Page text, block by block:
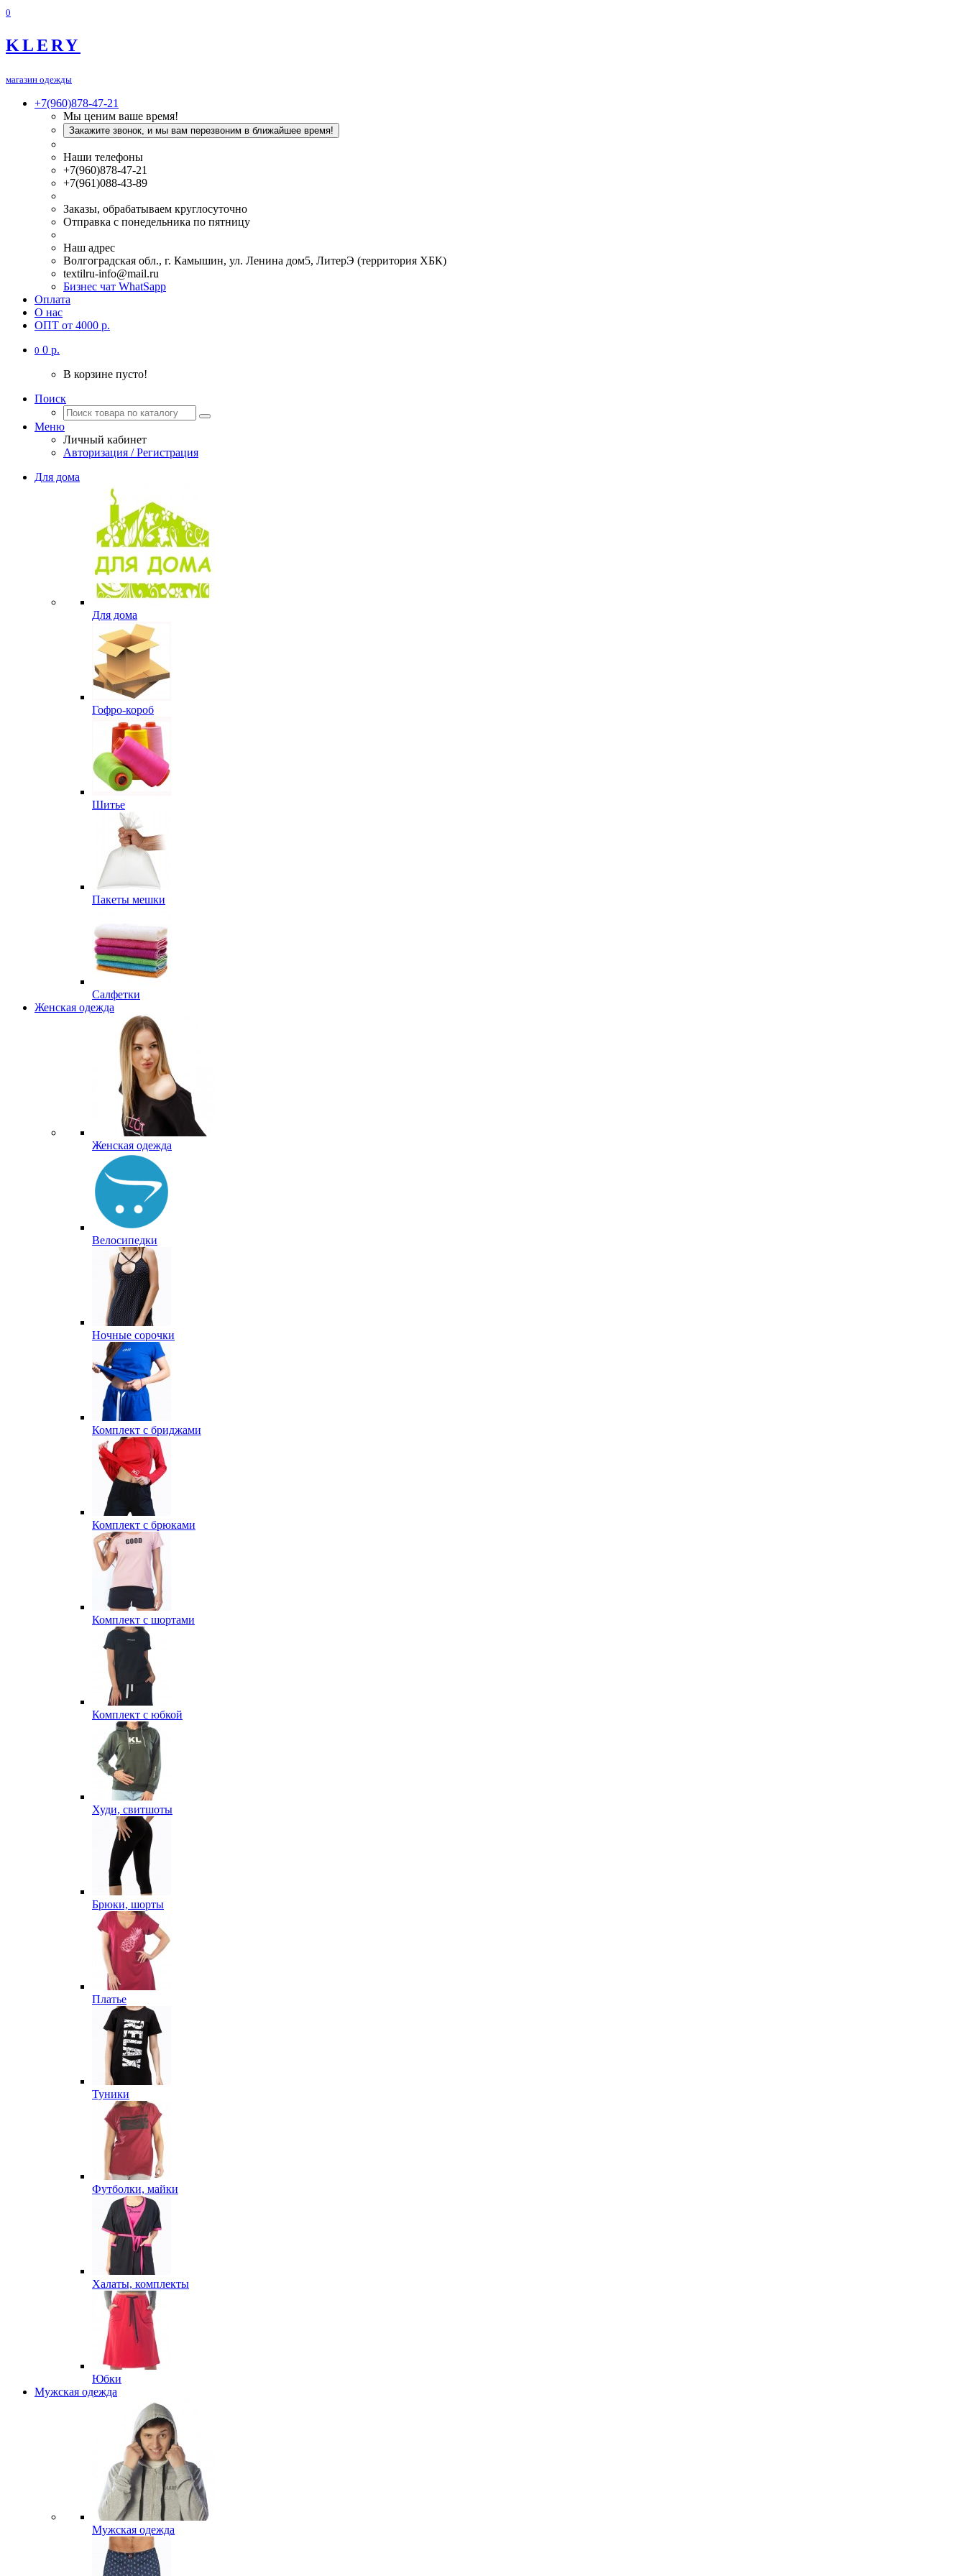
0
KLERY
магазин одежды
+7(960)878-47-21
Мы ценим ваше время!
Закажите звонок, и мы вам перезвоним в ближайшее время!
Наши телефоны
+7(960)878-47-21
+7(961)088-43-89
Заказы, обрабатываем круглосуточно
Отправка с понедельника по пятницу
Наш адрес
Волгоградская обл., г. Камышин, ул. Ленина дом5, ЛитерЭ (территория ХБК)
textilru-info@mail.ru
Бизнес чат WhatSapp
Оплата
О нас
ОПТ от 4000 р.
0 0 р.
В корзине пусто!
Поиск
Меню
Личный кабинет
Авторизация / Регистрация
Для дома
Для дома
Гофро-короб
Шитье
Пакеты мешки
Салфетки
Женская одежда
Женская одежда
Велосипедки
Ночные сорочки
Комплект с бриджами
Комплект с брюками
Комплект с шортами
Комплект с юбкой
Худи, свитшоты
Брюки, шорты
Платье
Туники
Футболки, майки
Халаты, комплекты
Юбки
Мужская одежда
Мужская одежда